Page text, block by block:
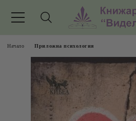
Начало Приложна психология